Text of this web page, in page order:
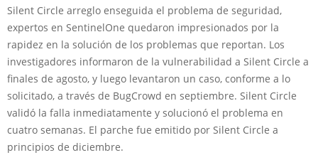
Silent Circle arreglo enseguida el problema de seguridad,
expertos en SentinelOne quedaron impresionados por la
rapidez en la solución de los problemas que reportan. Los
investigadores informaron de la vulnerabilidad a Silent Circle a
finales de agosto, y luego levantaron un caso, conforme a lo
solicitado, a través de BugCrowd en septiembre. Silent Circle
validó la falla inmediatamente y solucionó el problema en
cuatro semanas. El parche fue emitido por Silent Circle a
principios de diciembre.